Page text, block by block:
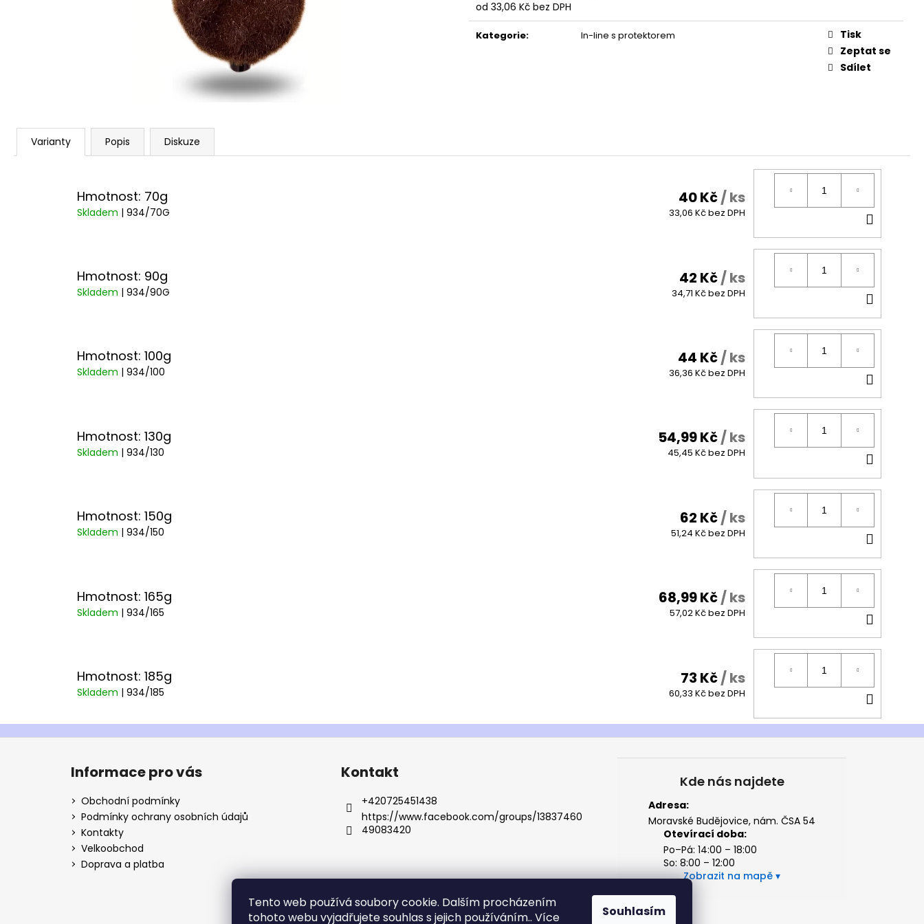
Tento web používá soubory cookie. Dalším procházením
tohoto webu vyjadřujete souhlas s jejich používáním.. Více
Souhlasím
od 33,06 Kč bez DPH
Měrná
cena:
Kategorie: In-line s protektorem
Tisk
Zeptat se
Sdílet
Varianty Popis Diskuze
Hmotnost: 70g
Skladem | 934/70G
40 Kč/ ks
33,06 Kč bez DPH
Hmotnost: 90g
Skladem | 934/90G
42 Kč/ ks
34,71 Kč bez DPH
Hmotnost: 100g
Skladem | 934/100
44 Kč/ ks
36,36 Kč bez DPH
Hmotnost: 130g
Skladem | 934/130
54,99 Kč/ ks
45,45 Kč bez DPH
Hmotnost: 150g
Skladem | 934/150
62 Kč/ ks
51,24 Kč bez DPH
Hmotnost: 165g
Skladem | 934/165
68,99 Kč/ ks
57,02 Kč bez DPH
Hmotnost: 185g
Skladem | 934/185
73 Kč/ ks
60,33 Kč bez DPH
29 Kč
29 Kč
Z
Informace pro vás
Obchodní podmínky
Podmínky ochrany osobních údajů
Kontakty
Velkoobchod
Doprava a platba
Kontakt
+420725451438
https://www.facebook.com/groups/13837460
49083420
Kde nás najdete
Adresa:
Moravské Budějovice, nám. ČSA 54
Otevírací doba:
Po–Pá: 14:00 – 18:00
So: 8:00 – 12:00
Zobrazit na mapě